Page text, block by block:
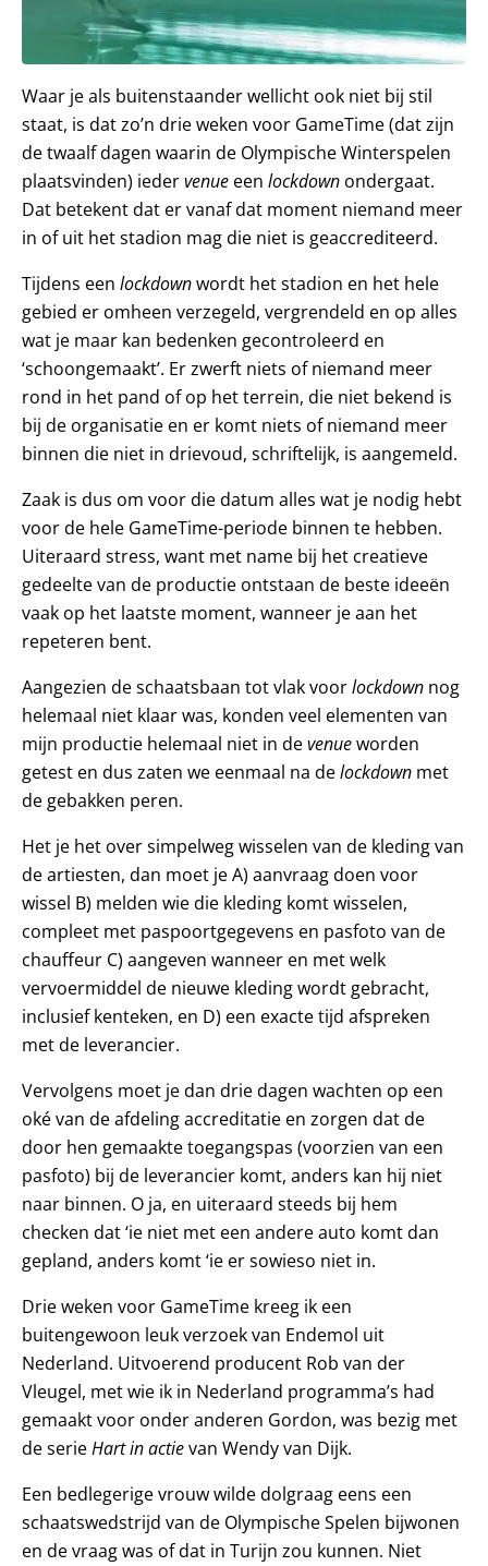
Waar je als buitenstaander wellicht ook niet bij stil
staat, is dat zo’n drie weken voor GameTime (dat zijn
de twaalf dagen waarin de Olympische Winterspelen
plaatsvinden) iedervenue een lockdown ondergaat.
Dat betekent dat er vanaf dat moment niemand meer
in of uit het stadion mag die niet is geaccrediteerd.
Tijdens een lockdownwordt het stadion en het hele
gebied er omheen verzegeld, vergrendeld en op alles
wat je maar kan bedenken gecontroleerd en
‘schoongemaakt’. Er zwerft niets of niemand meer
rond in het pand of op het terrein, die niet bekend is
bij de organisatie en er komt niets of niemand meer
binnen die niet in drievoud, schriftelijk, is aangemeld.
Zaak is dus om voor die datum alles wat je nodig hebt
voor de hele GameTime-periode binnen te hebben.
Uiteraard stress, want met name bij het creatieve
gedeelte van de productie ontstaan de beste ideeën
vaak op het laatste moment, wanneer je aan het
repeteren bent.
Aangezien de schaatsbaan tot vlak voorlockdown nog
helemaal niet klaar was, konden veel elementen van
mijn productie helemaal niet in devenueworden
getest en dus zaten we eenmaal na delockdown met
de gebakken peren.
Het je het over simpelweg wisselen van de kleding van
de artiesten, dan moet je A) aanvraag doen voor
wissel B) melden wie die kleding komt wisselen,
compleet met paspoortgegevens en pasfoto van de
chauffeur C) aangeven wanneer en met welk
vervoermiddel de nieuwe kleding wordt gebracht,
inclusief kenteken, en D) een exacte tijd afspreken
met de leverancier.
Vervolgens moet je dan drie dagen wachten op een
oké van de afdeling accreditatie en zorgen dat de
door hen gemaakte toegangspas (voorzien van een
pasfoto) bij de leverancier komt, anders kan hij niet
naar binnen. O ja, en uiteraard steeds bij hem
checken dat ‘ie niet met een andere auto komt dan
gepland, anders komt ‘ie er sowieso niet in.
Drie weken voor GameTime kreeg ik een
buitengewoon leuk verzoek van Endemol uit
Nederland. Uitvoerend producent Rob van der
Vleugel, met wie ik in Nederland programma’s had
gemaakt voor onder anderen Gordon, was bezig met
de serieHart in actievan Wendy van Dijk.
Een bedlegerige vrouw wilde dolgraag eens een
schaatswedstrijd van de Olympische Spelen bijwonen
en de vraag was of dat in Turijn zou kunnen. Niet